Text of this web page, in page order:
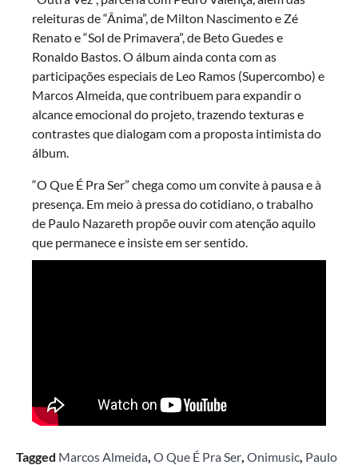
releituras de “Ânima”, de Milton Nascimento e Zé
Renato e “Sol de Primavera”, de Beto Guedes e
Ronaldo Bastos. O álbum ainda conta com as
participações especiais de Leo Ramos (Supercombo) e
Marcos Almeida, que contribuem para expandir o
alcance emocional do projeto, trazendo texturas e
contrastes que dialogam com a proposta intimista do
álbum.
“O Que É Pra Ser” chega como um convite à pausa e à
presença. Em meio à pressa do cotidiano, o trabalho
de Paulo Nazareth propõe ouvir com atenção aquilo
que permanece e insiste em ser sentido.
Tagged Marcos Almeida, O Que É Pra Ser, Onimusic, Paulo